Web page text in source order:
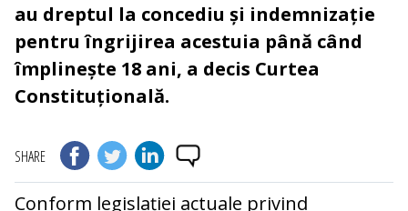
au dreptul la concediu și indemnizație
pentru îngrijirea acestuia până când
împlinește 18 ani, a decis Curtea
Constituțională.
SHARE
Conform legislației actuale privind